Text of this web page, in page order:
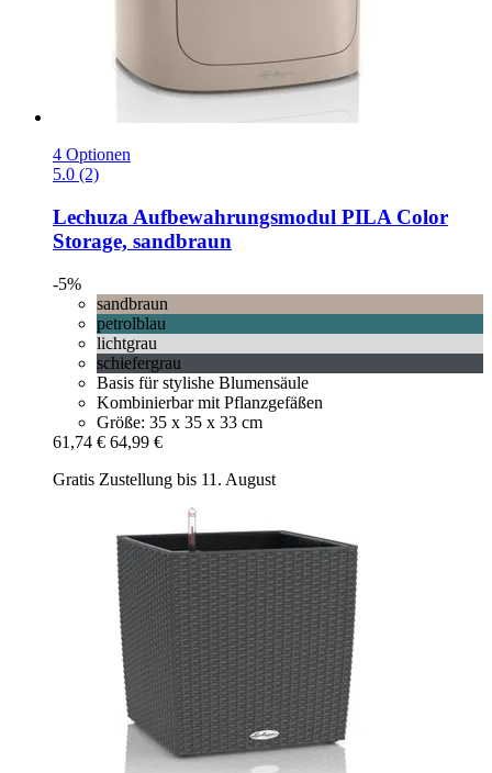
4 Optionen
5.0 (2)
Lechuza Aufbewahrungsmodul PILA Color
Storage, sandbraun
-5%
sandbraun
petrolblau
lichtgrau
schiefergrau
Basis für stylishe Blumensäule
Kombinierbar mit Pflanzgefäßen
Größe: 35 x 35 x 33 cm
61,74 € 64,99 €
Gratis Zustellung bis 11. August